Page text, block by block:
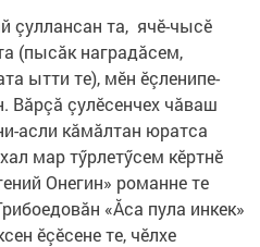
çуллансан та, ячӗ-чысӗ
(пысăк наградăсем,
ытти те), мӗн ӗçленипе-
Вăрçă çулӗсенчех чăваш
асли кăмăлтан юратса
мар тӳрлетӳсем кӗртнӗ
Онегин» романне те
«Ăса пула инкек»
ӗçӗсене те, чӗлхе